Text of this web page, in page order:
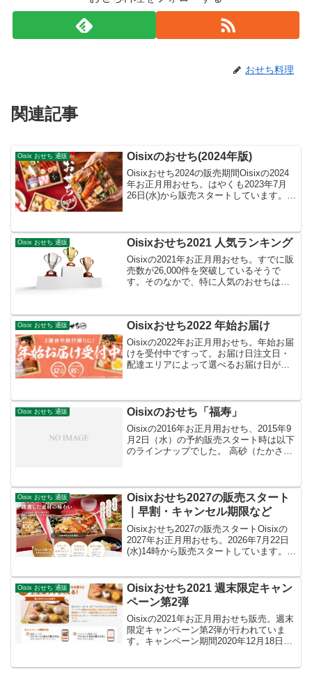
おせち料理
関連記事
Oisix おせち 通販 Oisixのおせち(2024年版)
Oisixおせち2024の販売期間Oisixの2024
年お正月用おせち。はやくも2023年7月
26日(水)から販売スタートしています。注
Oisix おせち 通販 Oisixおせち2021 人気ランキング
Oisixの2021年お正月用おせち。すでに販
売数が26,000件を突破しているそうで
す。そのなかで、特に人気のおせちは次
料込) 1位 高砂 約21,000...
Oisix おせち 通販 Oisixおせち2022 年始お届け
Oisixの2022年お正月用おせち。年始お届
けを受付中ですって。お届け日注文日・
配達エリアによって選べるお届け日が異
～3人前 二段重 25品販売価格 17,064
円...
Oisix おせち 通販 Oisixのおせち「福寿」
Oisixの2016年お正月用おせち、2015年9
月2日（水）の予約販売スタート時は以下
のラインナップでした。 高砂（たかさ
32...
Oisix おせち 通販
Oisixおせち2027の販売スタート
｜早割・キャンセル期限など
Oisixおせち2027の販売スタートOisixの
2027年お正月用おせち。2026年7月22日
(水)14時から販売スタートしています。売
めいたします。（10月30日1...
Oisix おせち 通販
Oisixおせち2021 週末限定キャン
ペーン第2弾
Oisixの2021年お正月用おせち販売。週末
限定キャンペーン第2弾が行われていま
す。キャンペーン期間2020年12月18日